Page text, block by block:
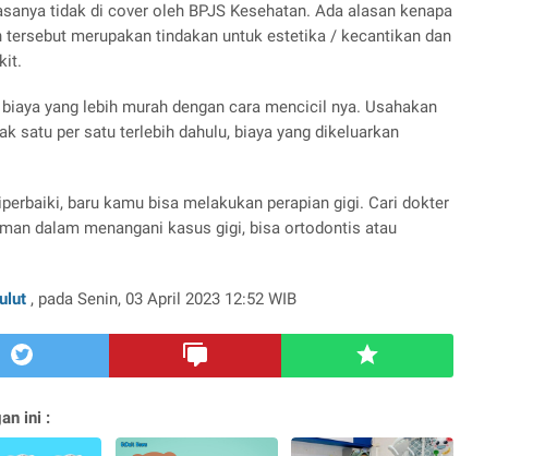
tidak di cover oleh BPJS Kesehatan. Ada alasan kenapa
tersebut merupakan tindakan untuk estetika / kecantikan dan
yang lebih murah dengan cara mencicil nya. Usahakan
satu per satu terlebih dahulu, biaya yang dikeluarkan
baru kamu bisa melakukan perapian gigi. Cari dokter
dalam menangani kasus gigi, bisa ortodontis atau
, pada Senin, 03 April 2023 12:52 WIB
ini :